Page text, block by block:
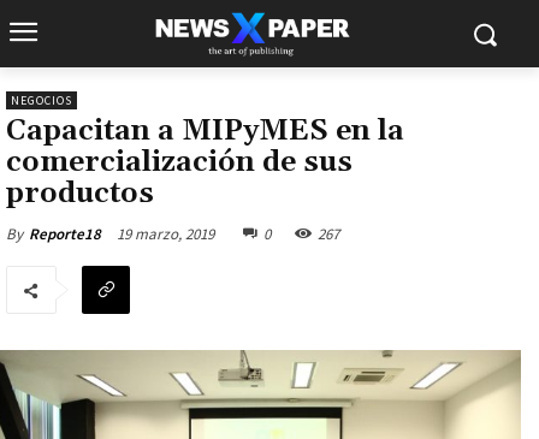
NEGOCIOS
Capacitan a MIPyMES en la
comercialización de sus
productos
By Reporte18 19 marzo, 2019 0 267